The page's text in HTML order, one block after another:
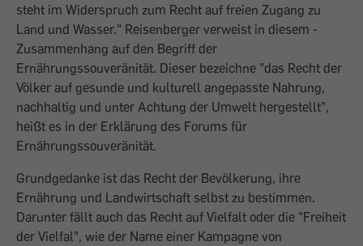
steht im Widerspruch zum Recht auf freien Zugang zu
Land und Wasser." Reisenberger verweist in diesem ­
Zusammenhang auf den Begriff der
Ernährungssouveränität. Dieser bezeichne "das Recht der
Völker auf gesunde und kulturell angepasste Nahrung,
nachhaltig und unter Achtung der Umwelt hergestellt",
heißt es in der Erklärung des Forums für
Ernährungssouveränität.
Grundgedanke ist das Recht der Bevölkerung, ihre
Ernährung und Landwirtschaft selbst zu bestimmen.
Darunter fällt auch das Recht auf Vielfalt oder die "Freiheit
der Vielfal", wie der Name einer Kampagne von